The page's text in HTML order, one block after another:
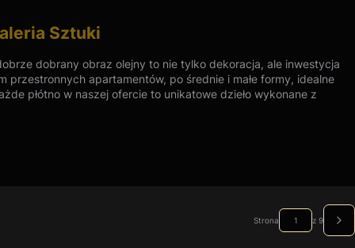
Sztuki
dobrany obraz olejny to nie tylko dekoracja, ale inwestycja
apartamentów, po średnie i małe formy, idealne
płótno w naszej ofercie to unikatowe dzieło wykonane z
pancerną dostawę wprost do Państwa salonu. Top Art
w różnych rozmiarach. Niezależnie od tego, czy jesteś
Strona z 9